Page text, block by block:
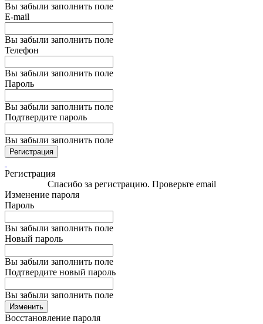
Вы забыли заполнить поле
E-mail
Вы забыли заполнить поле
Телефон
Вы забыли заполнить поле
Пароль
Вы забыли заполнить поле
Подтвердите пароль
Вы забыли заполнить поле
Регистрация
Регистрация
Спасибо за регистрацию. Проверьте email
Изменение пароля
Пароль
Вы забыли заполнить поле
Новый пароль
Вы забыли заполнить поле
Подтвердите новый пароль
Вы забыли заполнить поле
Изменить
Восстановление пароля